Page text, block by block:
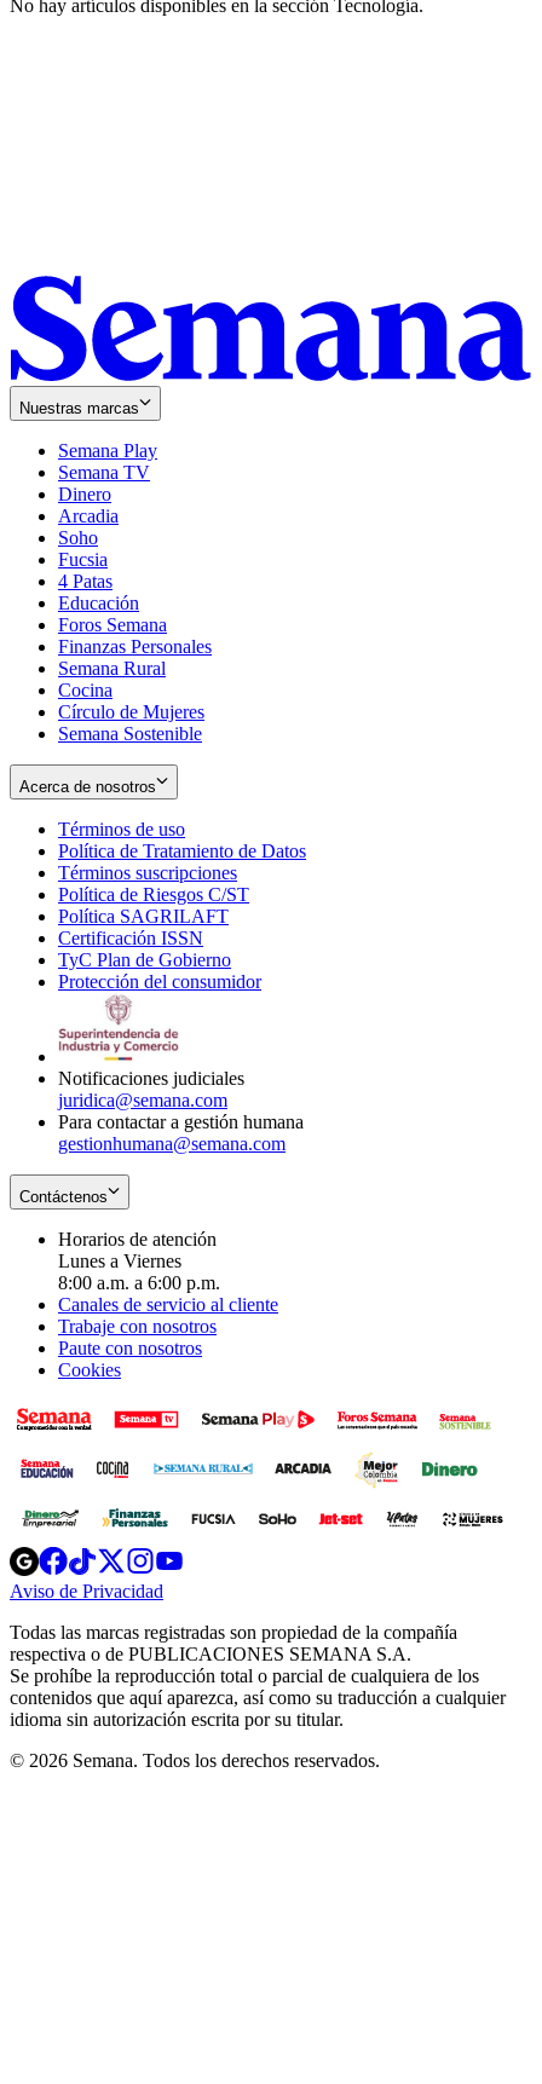
No hay artículos disponibles en la sección Tecnología.
Nuestras marcas
Semana Play
Semana TV
Dinero
Arcadia
Soho
in
new
window
Fucsia
in
new
window
4 Patas
Educación
Foros Semana
Finanzas Personales
Semana Rural
Cocina
Círculo de Mujeres
Semana Sostenible
Acerca de nosotros
Términos de uso
in
new
window
Política de Tratamiento de Datos
Términos suscripciones
in
Política de Riesgos C/ST
Política SAGRILAFT
new
window
Certificación ISSN
in
new
TyC Plan de Gobierno
in
Protección del consumidorOpens
Notificaciones judiciales
juridica@semana.com
Para contactar a gestión humana
gestionhumana@semana.com
Contáctenos
Horarios de atención
Lunes a Viernes
8:00 a.m. a 6:00 p.m.
Canales de servicio al cliente
Trabaje con nosotros
Paute con nosotros
Cookies
Opens
in
new
Opens
in
new
Opens
in
new
window
Opens
new
windowwindow
Aviso de Privacidad
new
window
Todas las marcas registradas son propiedad de la compañía
respectiva o de PUBLICACIONES SEMANA S.A.
Se prohíbe la reproducción total o parcial de cualquiera de los
contenidos que aquí aparezca, así como su traducción a cualquier
idioma sin autorización escrita por su titular.
© 2026 Semana. Todos los derechos reservados.